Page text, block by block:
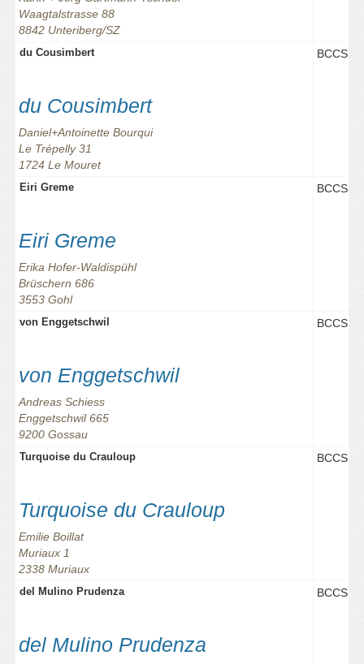
Waagtalstrasse 88
8842 Unteriberg/SZ
du Cousimbert
du Cousimbert
Daniel+Antoinette Bourqui
Le Trépelly 31
1724 Le Mouret
BCCS
Eiri Greme
Eiri Greme
Erika Hofer-Waldispühl
Brüschern 686
3553 Gohl
BCCS
von Enggetschwil
von Enggetschwil
Andreas Schiess
Enggetschwil 665
9200 Gossau
BCCS
Turquoise du Crauloup
Turquoise du Crauloup
Emilie Boillat
Muriaux 1
2338 Muriaux
BCCS
del Mulino Prudenza
del Mulino Prudenza
BCCS